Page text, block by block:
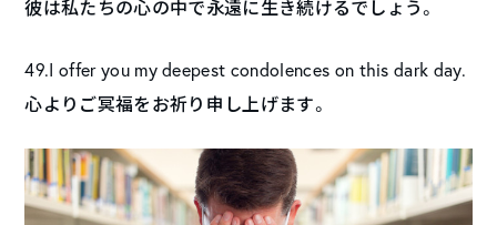
彼は私たちの心の中で永遠に生き続けるでしょう。
49.I offer you my deepest condolences on this dark day.
心よりご冥福をお祈り申し上げます。